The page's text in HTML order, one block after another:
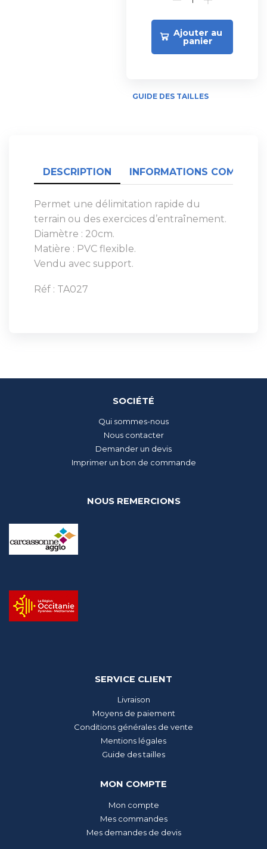
Ajouter au
panier
GUIDE DES TAILLES
DESCRIPTION INFORMATIONS
Permet une délimitation rapide du
terrain ou des exercices d’entraînement.
Diamètre : 20cm.
Matière : PVC flexible.
Vendu avec support.
Réf : TA027
SOCIÉTÉ
Qui sommes-nous
Nous contacter
Demander un devis
Imprimer un bon de commande
NOUS REMERCIONS
SERVICE CLIENT
Livraison
Moyens de paiement
Conditions générales de vente
Mentions légales
Guide des tailles
MON COMPTE
Mon compte
Mes commandes
Mes demandes de devis